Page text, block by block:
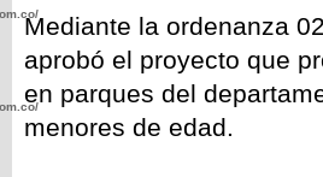
Mediante la ordenanza
aprobó el proyecto que
en parques del
menores de edad.
wp-
wp-